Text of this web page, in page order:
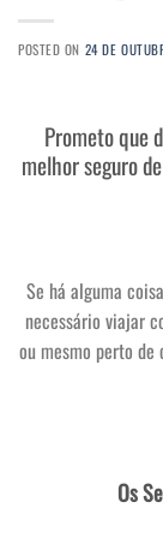
POSTED ON 24 DE
Prometo que
melhor seguro
Se há alguma
necessário viajar
ou mesmo perto
Os